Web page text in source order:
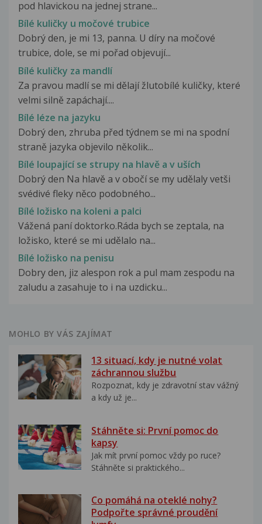
pod hlavickou na jednej strane...
Bílé kuličky u močové trubice
Dobrý den, je mi 13, panna. U díry na močové
trubice, dole, se mi pořad objevují...
Bílé kuličky za mandlí
Za pravou madlí se mi dělají žlutobílé kuličky, které
velmi silně zapáchají....
Bílé léze na jazyku
Dobrý den, zhruba před týdnem se mi na spodní
straně jazyka objevilo několik...
Bílé loupající se strupy na hlavě a v uších
Dobrý den Na hlavě a v obočí se my udělaly vetši
svédivé fleky něco podobného...
Bílé ložisko na koleni a palci
Vážená paní doktorko.Ráda bych se zeptala, na
ložisko, které se mi udělalo na...
Bílé ložisko na penisu
Dobry den, jiz alespon rok a pul mam zespodu na
zaludu a zasahuje to i na uzdicku...
MOHLO BY VÁS ZAJÍMAT
13 situací, kdy je nutné volat
záchrannou službu
Rozpoznat, kdy je zdravotní stav vážný
a kdy už je...
Stáhněte si: První pomoc do
kapsy
Jak mít první pomoc vždy po ruce?
Stáhněte si praktického...
Co pomáhá na oteklé nohy?
Podpořte správné proudění